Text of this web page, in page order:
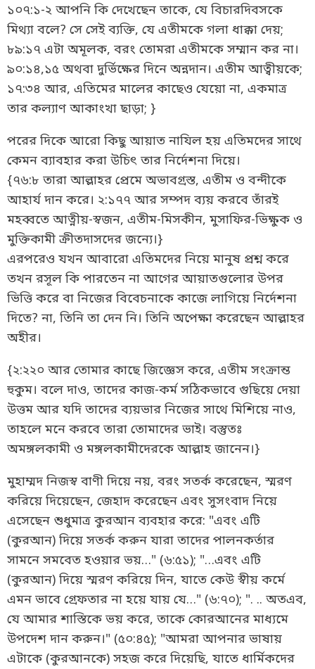
১০৭:১-২ আপনি কি দেখেছেন তাকে, যে বিচারদিবসকে
মিথ্যা বলে? সে সেই ব্যক্তি, যে এতীমকে গলা ধাক্কা দেয়;
৮৯:১৭ এটা অমূলক, বরং তোমরা এতীমকে সম্মান কর না।
৯০:১৪,১৫ অথবা দুর্ভিক্ষের দিনে অন্নদান। এতীম আত্বীয়কে;
১৭:৩৪ আর, এতিমের মালের কাছেও যেয়ো না, একমাত্র
তার কল্যাণ আকাংখা ছাড়া; }
পরের দিকে আরো কিছু আয়াত নাযিল হয় এতিমদের সাথে
কেমন ব্যাবহার করা উচিৎ তার নির্দেশনা দিয়ে।
{৭৬:৮ তারা আল্লাহর প্রেমে অভাবগ্রস্ত, এতীম ও বন্দীকে
আহার্য দান করে। ২:১৭৭ আর সম্পদ ব্যয় করবে তাঁরই
মহব্বতে আত্নীয়-স্বজন, এতীম-মিসকীন, মুসাফির-ভিক্ষুক ও
মুক্তিকামী ক্রীতদাসদের জন্যে।}
এরপরেও যখন আবারো এতিমদের নিয়ে মানুষ প্রশ্ন করে
তখন রসূল কি পারতেন না আগের আয়াতগুলোর উপর
ভিত্তি করে বা নিজের বিবেচনাকে কাজে লাগিয়ে নির্দেশনা
দিতে? না, তিনি তা দেন নি। তিনি অপেক্ষা করেছেন আল্লাহর
অহীর।
{২:২২০ আর তোমার কাছে জিজ্ঞেস করে, এতীম সংক্রান্ত
হুকুম। বলে দাও, তাদের কাজ-কর্ম সঠিকভাবে গুছিয়ে দেয়া
উত্তম আর যদি তাদের ব্যয়ভার নিজের সাথে মিশিয়ে নাও,
তাহলে মনে করবে তারা তোমাদের ভাই। বস্তুতঃ
অমঙ্গলকামী ও মঙ্গলকামীদেরকে আল্লাহ জানেন।}
মুহাম্মদ নিজস্ব বাণী দিয়ে নয়, বরং সতর্ক করেছেন, স্মরণ
করিয়ে দিয়েছেন, জেহাদ করেছেন এবং সুসংবাদ নিয়ে
এসেছেন শুধুমাত্র কুরআন ব্যবহার করে: "এবং এটি
(কুরআন) দিয়ে সতর্ক করুন যারা তাদের পালনকর্তার
সামনে সমবেত হওয়ার ভয়…" (৬:৫১); "…এবং এটি
(কুরআন) দিয়ে স্মরণ করিয়ে দিন, যাতে কেউ স্বীয় কর্মে
এমন ভাবে গ্রেফতার না হয়ে যায় যে…" (৬:৭০); ". .. অতএব,
যে আমার শাস্তিকে ভয় করে, তাকে কোরআনের মাধ্যমে
উপদেশ দান করুন।" (৫০:৪৫); "আমরা আপনার ভাষায়
এটাকে (কুরআনকে) সহজ করে দিয়েছি, যাতে ধার্মিকদের